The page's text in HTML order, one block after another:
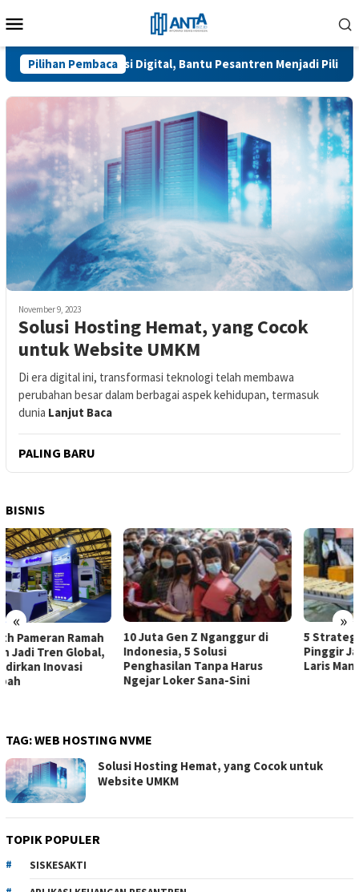
to
contentMenu
Pilihan Pembaca
Akselerasi Digital, Bantu Pesantren Menjadi Pilihan Calon
November 9, 2023
Solusi Hosting Hemat, yang Cocok
untuk Website UMKM
Di era digital ini, transformasi teknologi telah membawa
perubahan besar dalam berbagai aspek kehidupan, termasuk
dunia Lanjut Baca
PALING BARU
BISNIS
« »
10 Juta Gen Z Nganggur di
Indonesia, 5 Solusi
Penghasilan Tanpa Harus
Ngejar Loker Sana-Sini
5 Strategi Jualan Kuliner
Pinggir Jalan, Ampuh dan
Laris Manis!
TAG:WEB HOSTING NVME
Solusi Hosting Hemat, yang Cocok untuk
Website UMKM
TOPIK POPULER
SISKESAKTI